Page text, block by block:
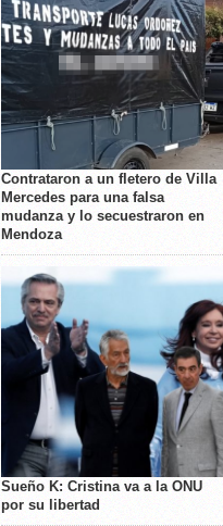
Contrataron a un fletero de Villa
Mercedes para una falsa
mudanza y lo secuestraron en
Mendoza
Sueño K: Cristina va a la ONU
por su libertad